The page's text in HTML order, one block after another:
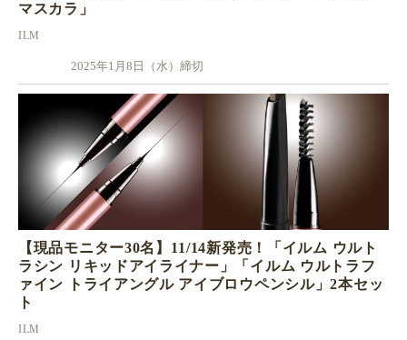
マスカラ」
ILM
2025年1月8日（水）締切
【現品モニター30名】11/14新発売！「イルム ウルト
ラシン リキッドアイライナー」「イルム ウルトラフ
ァイン トライアングル アイブロウペンシル」2本セッ
ト
ILM